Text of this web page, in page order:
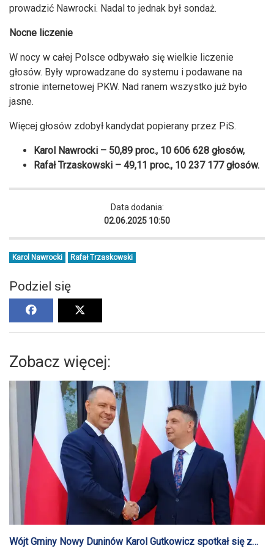
prowadzić Nawrocki. Nadal to jednak był sondaż.
Nocne liczenie
W nocy w całej Polsce odbywało się wielkie liczenie
głosów. Były wprowadzane do systemu i podawane na
stronie internetowej PKW. Nad ranem wszystko już było
jasne.
Więcej głosów zdobył kandydat popierany przez PiS.
Karol Nawrocki – 50,89 proc., 10 606 628 głosów,
Rafał Trzaskowski – 49,11 proc., 10 237 177 głosów.
Data dodania:
02.06.2025 10:50
Karol Nawrocki Rafał Trzaskowski
Podziel się
Zobacz więcej:
Wójt Gminy Nowy Duninów Karol Gutkowicz spotkał się z